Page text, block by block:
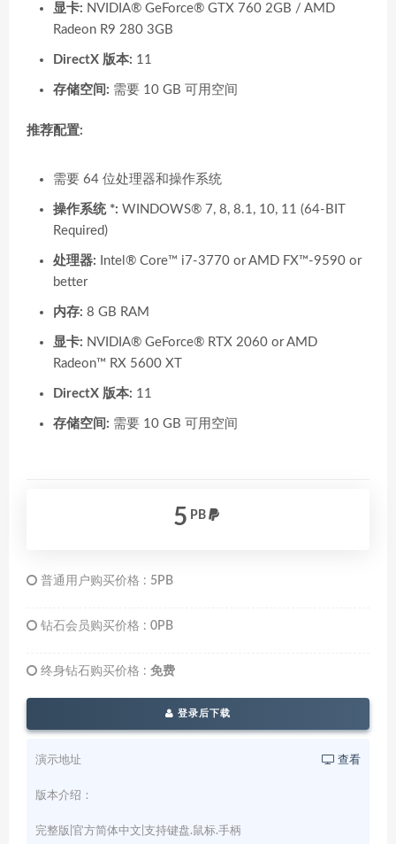
显卡: NVIDIA® GeForce® GTX 760 2GB / AMD
Radeon R9 280 3GB
DirectX 版本: 11
存储空间: 需要 10 GB 可用空间
推荐配置:
需要 64 位处理器和操作系统
操作系统 *: WINDOWS® 7, 8, 8.1, 10, 11 (64-BIT
Required)
处理器: Intel® Core™ i7-3770 or AMD FX™-9590 or
better
内存: 8 GB RAM
显卡: NVIDIA® GeForce® RTX 2060 or AMD
Radeon™ RX 5600 XT
DirectX 版本: 11
存储空间: 需要 10 GB 可用空间
5 PB
普通用户购买价格 : 5PB
钻石会员购买价格 : 0PB
终身钻石购买价格 : 免费
登录后下载
演示地址 查看
版本介绍：
完整版|官方简体中文|支持键盘.鼠标.手柄